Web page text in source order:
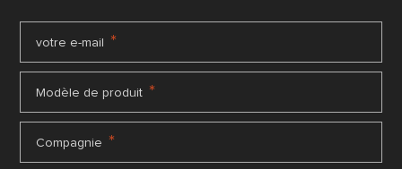
votre e-mail *
Modèle de produit *
Compagnie *